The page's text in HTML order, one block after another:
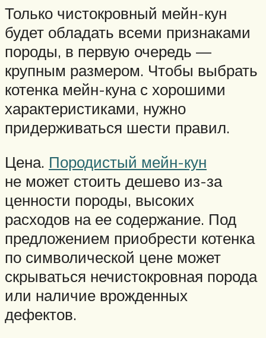
Только чистокровный мейн-кун
будет обладать всеми признаками
породы, в первую очередь —
крупным размером. Чтобы выбрать
котенка мейн-куна с хорошими
характеристиками, нужно
придерживаться шести правил.
Цена. Породистый мейн-кун
не может стоить дешево из-за
ценности породы, высоких
расходов на ее содержание. Под
предложением приобрести котенка
по символической цене может
скрываться нечистокровная порода
или наличие врожденных
дефектов.